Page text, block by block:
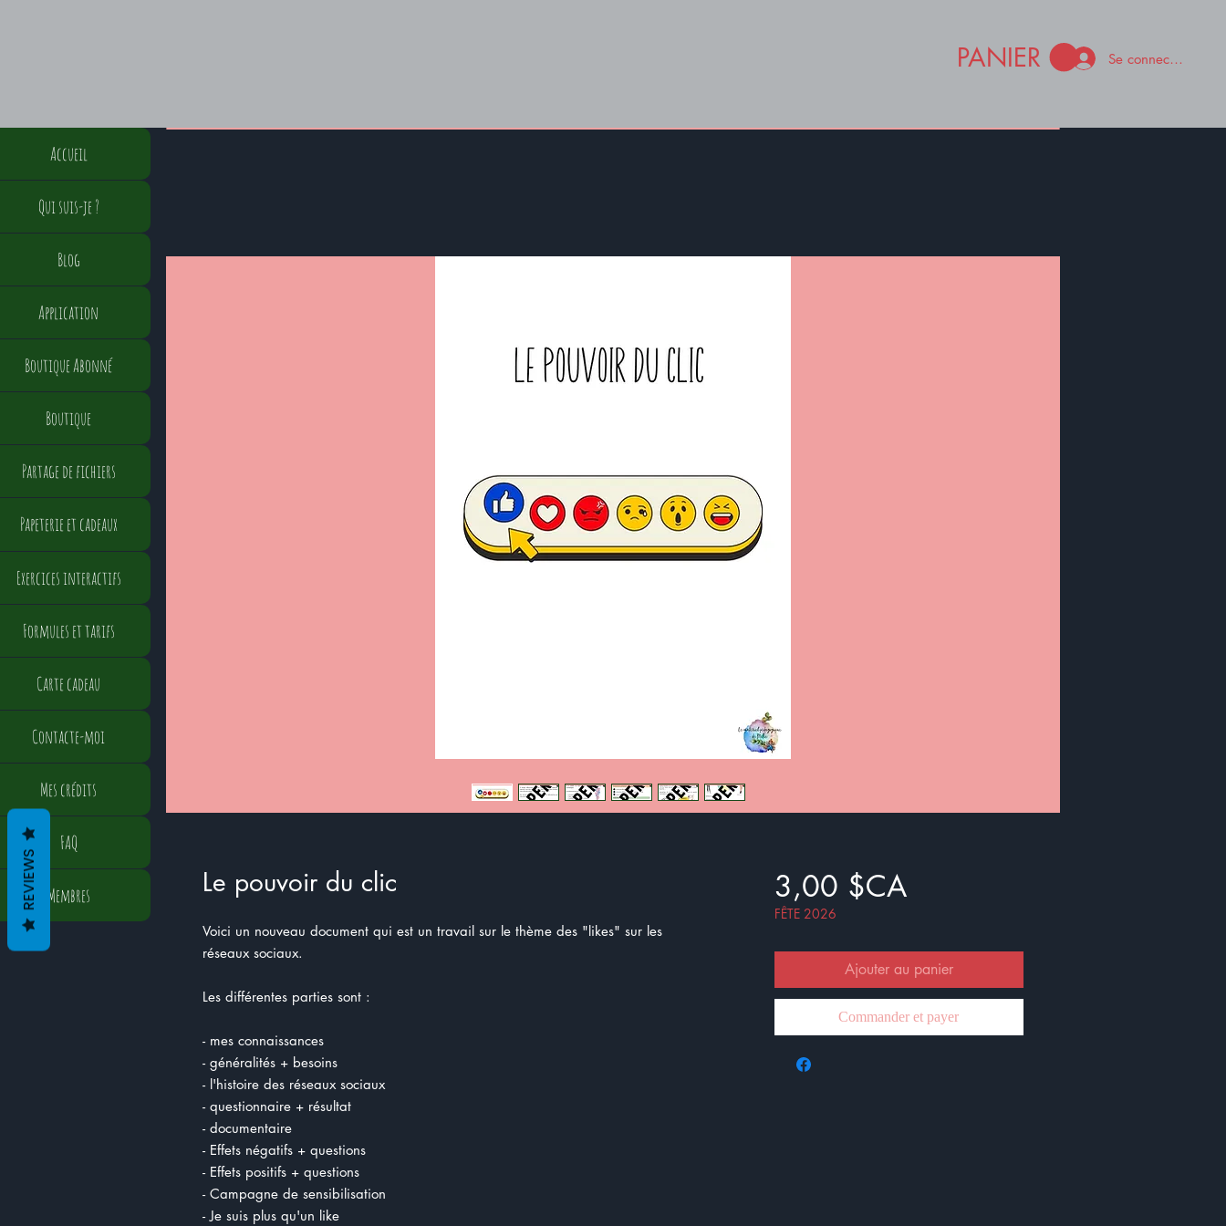
PANIER Se connecter
Le pouvoir du clic
Voici un nouveau document qui est un travail sur le thème des "likes" sur les
réseaux sociaux.
Les différentes parties sont :
- mes connaissances
- généralités + besoins
- l'histoire des réseaux sociaux
- questionnaire + résultat
- documentaire
- Effets négatifs + questions
- Effets positifs + questions
- Campagne de sensibilisation
- Je suis plus qu'un like
3,00 $CAPrix
FÊTE 2026
Ajouter au panier
Commander et payer
Accueil
Qui suis-je ?
Blog
Application
Boutique Abonné
Boutique
Partage de fichiers
Papeterie et cadeaux
Exercices interactifs
Formules et tarifs
Carte cadeau
Contacte-moi
Mes crédits
FAQ
Membres
REVIEWS